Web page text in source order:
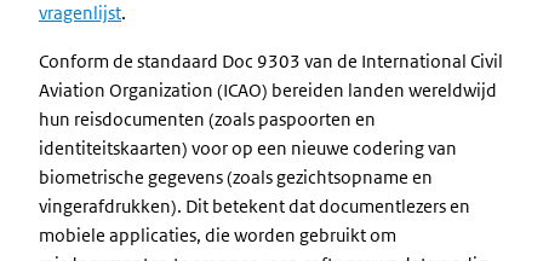
vragenlijst.
Conform de standaard Doc 9303 van de International Civil
Aviation Organization (ICAO) bereiden landen wereldwijd
hun reisdocumenten (zoals paspoorten en
identiteitskaarten) voor op een nieuwe codering van
biometrische gegevens (zoals gezichtsopname en
vingerafdrukken). Dit betekent dat documentlezers en
mobiele applicaties, die worden gebruikt om